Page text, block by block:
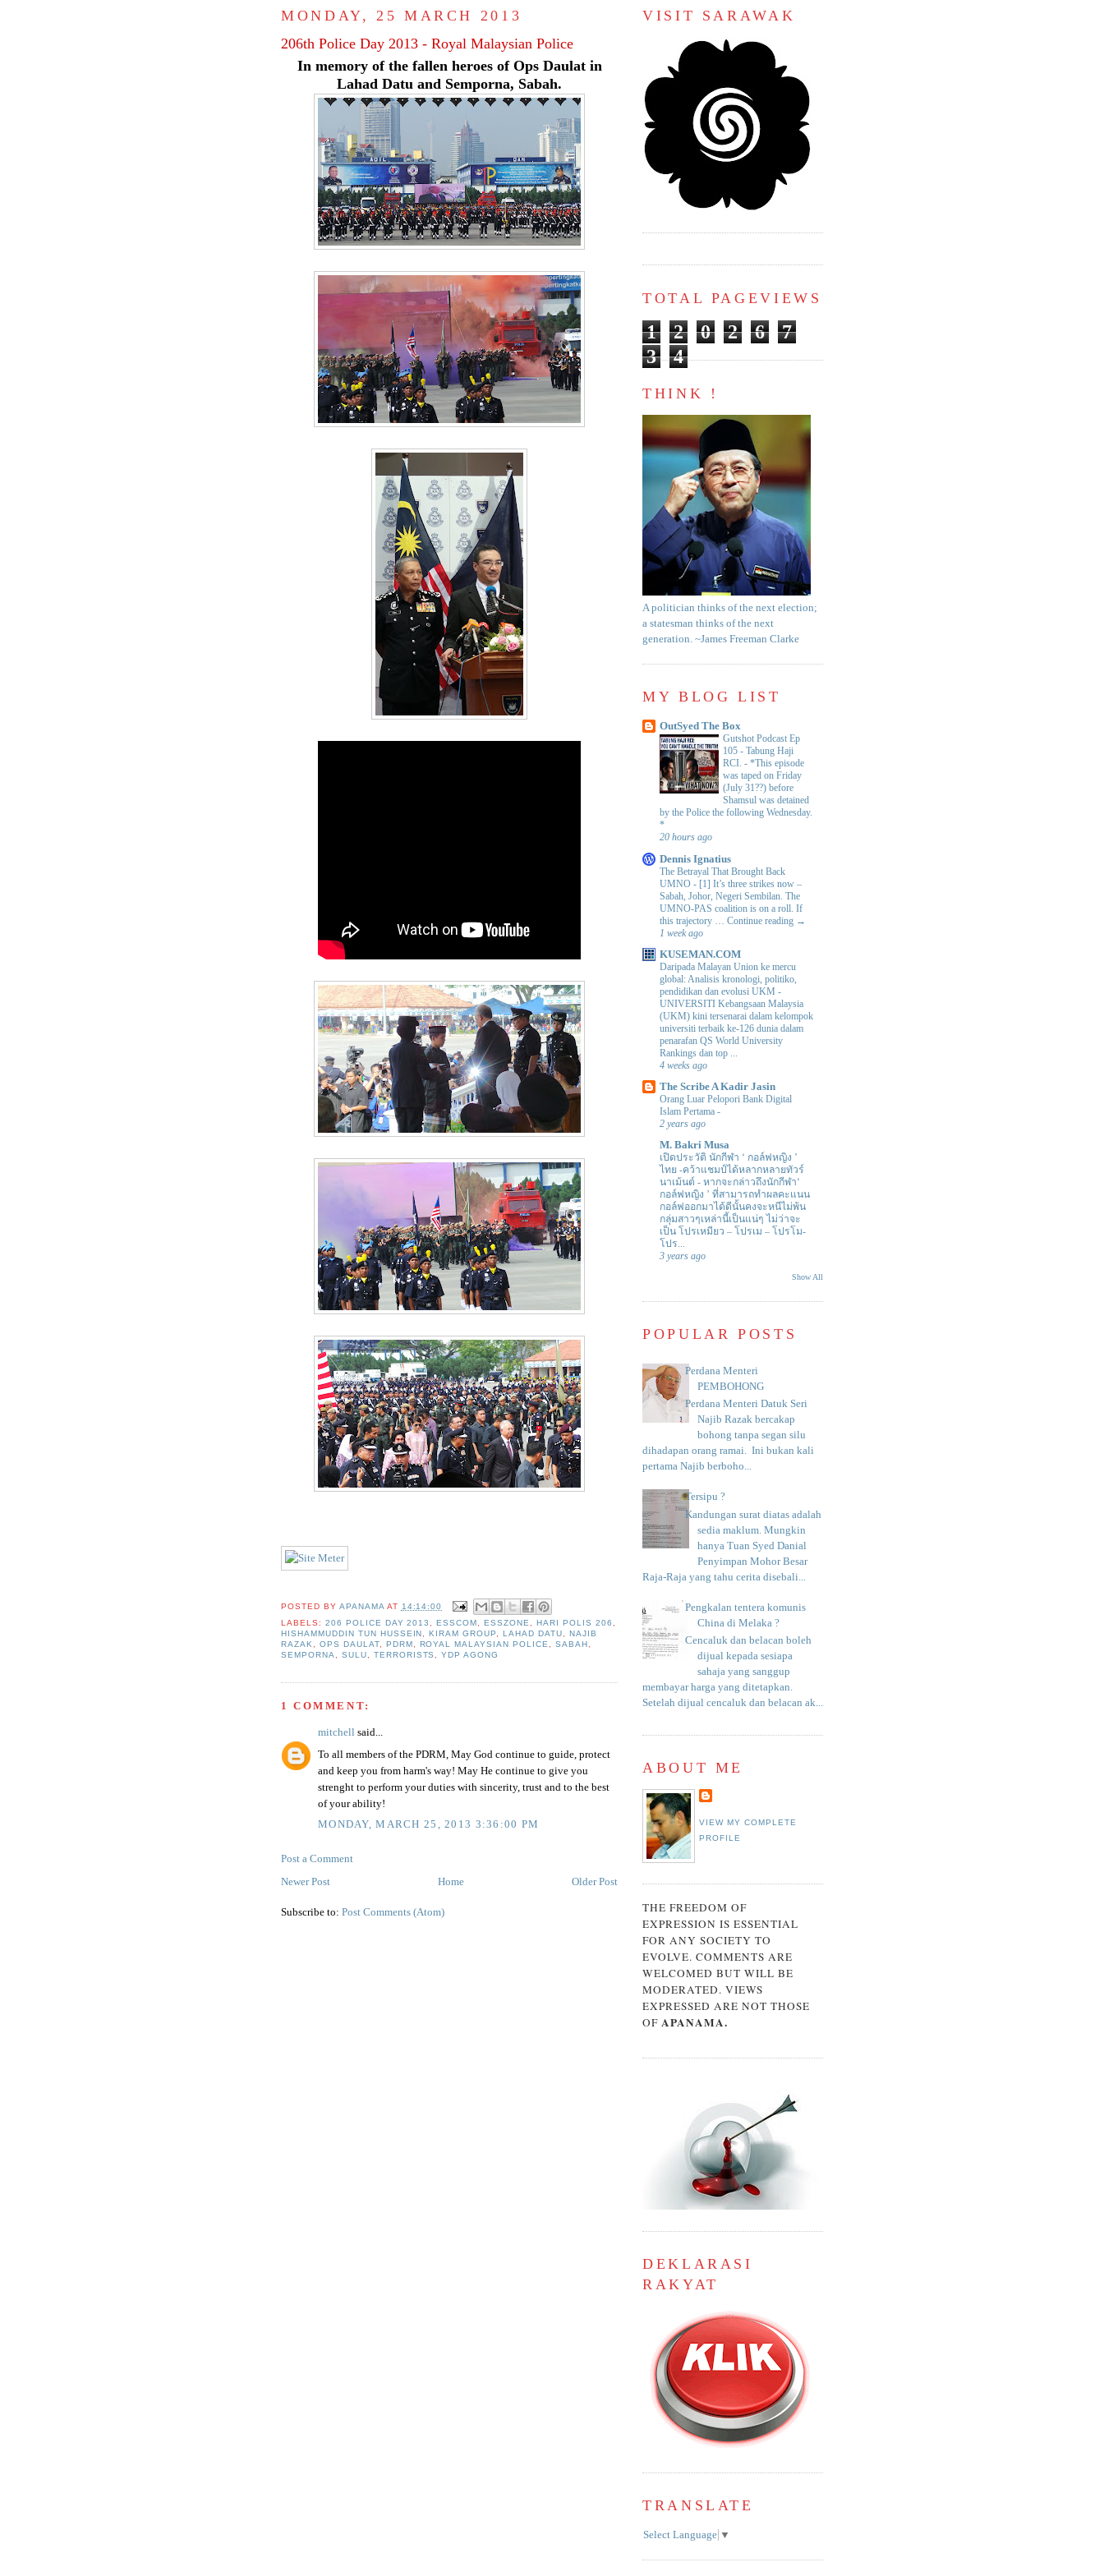
MONDAY, 25 MARCH 2013
206th Police Day 2013 - Royal Malaysian Police
In memory of the fallen heroes of Ops Daulat in
Lahad Datu and Semporna, Sabah.
POSTED BY APANAMA AT 14:14:00
LABELS: 206 POLICE DAY 2013 , ESSCOM , ESSZONE, HARI POLIS 206 ,
HISHAMMUDDIN TUN HUSSEIN , KIRAM GROUP, LAHAD DATU, NAJIB
RAZAK, OPS DAULAT, PDRM , ROYAL MALAYSIAN POLICE, SABAH ,
SEMPORNA, SULU, TERRORISTS ,YDP AGONG
1 COMMENT:
mitchell said...
To all members of the PDRM, May God continue to guide, protect
and keep you from harm's way! May He continue to give you
strenght to perform your duties with sincerity, trust and to the best
of your ability!
MONDAY, MARCH 25, 2013 3:36:00 PM
Post a Comment
Newer Post
Older Post
Home
Subscribe to: Post Comments (Atom)
VISIT SARAWAK
TOTAL PAGEVIEWS
1 2 0 2 6
7
3
4
THINK !
A politician thinks of the next election;
a statesman thinks of the next
generation. ~James Freeman Clarke
MY BLOG LIST
OutSyed The Box
Gutshot Podcast Ep
105 - Tabung Haji
RCI. - *This episode
was taped on Friday
(July 31??) before
Shamsul was detained
by the Police the following Wednesday.
*
20 hours ago
Dennis Ignatius
The Betrayal That Brought Back
UMNO - [1] It’s three strikes now –
Sabah, Johor, Negeri Sembilan. The
UMNO-PAS coalition is on a roll. If
this trajectory … Continue reading →
1 week ago
KUSEMAN.COM
Daripada Malayan Union ke mercu
global: Analisis kronologi, politiko,
pendidikan dan evolusi UKM -
UNIVERSITI Kebangsaan Malaysia
(UKM) kini tersenarai dalam kelompok
universiti terbaik ke-126 dunia dalam
penarafan QS World University
Rankings dan top ...
4 weeks ago
The Scribe A Kadir Jasin
Orang Luar Pelopori Bank Digital
Islam Pertama -
2 years ago
M. Bakri Musa
เปิดประวัติ นักกีฬา ‘ กอล์ฟหญิง ’
ไทย -คว้าแชมป์ได้หลากหลายทัวร์
นาเม้นต์ - หากจะกล่าวถึงนักกีฬา‘
กอล์ฟหญิง ’ ที่สามารถทำผลคะแนน
กอล์ฟออกมาได้ดีนั้นคงจะหนีไม่พ้น
กลุ่มสาวๆเหล่านี้เป็นแน่ๆ ไม่ว่าจะ
เป็น โปรเหมียว – โปรเม – โปรโม-
โปร...
3 years ago
Show All
POPULAR POSTS
Perdana Menteri
PEMBOHONG
Perdana Menteri Datuk Seri
Najib Razak bercakap
bohong tanpa segan silu
dihadapan orang ramai. Ini bukan kali
pertama Najib berboho...
Tersipu ?
Kandungan surat diatas adalah
sedia maklum. Mungkin
hanya Tuan Syed Danial
Penyimpan Mohor Besar
Raja-Raja yang tahu cerita disebali...
Pengkalan tentera komunis
China di Melaka ?
Cencaluk dan belacan boleh
dijual kepada sesiapa
sahaja yang sanggup
membayar harga yang ditetapkan.
Setelah dijual cencaluk dan belacan ak...
ABOUT ME
VIEW MY COMPLETE
PROFILE
THE FREEDOM OF
EXPRESSION IS ESSENTIAL
FOR ANY SOCIETY TO
EVOLVE. COMMENTS ARE
WELCOMED BUT WILL BE
MODERATED. VIEWS
EXPRESSED ARE NOT THOSE
OF APANAMA.
DEKLARASI
RAKYAT
TRANSLATE
Select Language ▼